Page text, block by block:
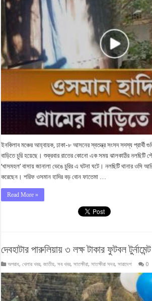
ইনকিলাব মঞ্চের আহ্বায়ক, ঢাকা-৮ আসনের স্বতন্ত্র সংসদ সদস্য প্রার্থী
বাড়িতে চুরি হয়েছে। শুক্রবার রাতের কোনো এক সময় ঝালকাঠির নলছিটি
‘খাসমহল’ বাসায় জানালা ভেঙে চুরির এ ঘটনা ঘটে। নলছিটি থানার ওসি
করেছেন। শরিফ ওসমান হাদির বড় বোন ফাতেমা …
Read More »
দেবহাটার পারুলিয়ায় ৩ লক্ষ টাকার ফুটবল
অপরাধ,খেলার খবর,জাতীয়,সব খবর,সাতক্ষীরা,সাতক্ষীরা সদর,সারাদেশ 0